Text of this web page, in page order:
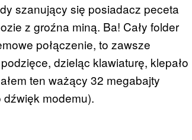
szanujący się posiadacz peceta
z groźna miną. Ba! Cały folder
połączenie, to zawsze
dzieląc klawiaturę, klepało
ten ważący 32 megabajty
dźwięk modemu).